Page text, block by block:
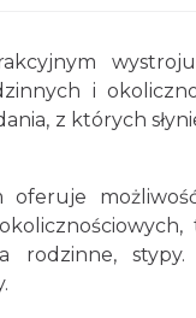
i
z których
rodzinne, stypy.